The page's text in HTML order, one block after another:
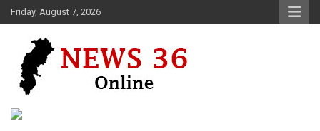
Skip
to
Friday, August 7, 2026
News 36